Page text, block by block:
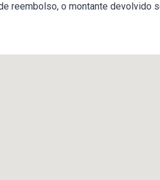
reembolso, o montante devolvido